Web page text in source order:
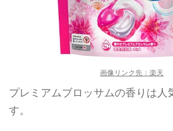
画像リンク先：楽天
プレミアムブロッサムの香りは人
す。